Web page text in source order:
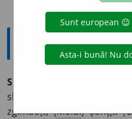
Sinonime
SCHIMONOS
sluțit, strîmb, strîmbat,
zgîmboit, (Mold.) șonțit.